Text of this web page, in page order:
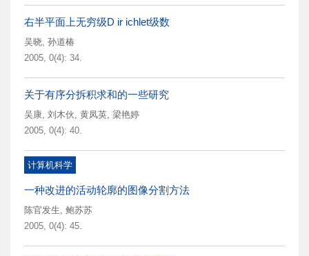
右半平面上无穷级D ir ichlet级数
吴晓, 孙道椿
2005, 0(4): 34.
关于有序分拆积求和的一些研究
吴康, 刘木伙, 黄凤英, 梁艳婷
2005, 0(4): 40.
计算机科学
一种改进的活动轮廓的图像分割方法
陈官发生, 鲍苏苏
2005, 0(4): 45.